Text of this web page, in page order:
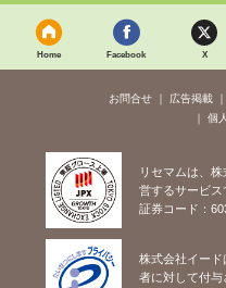
Home Facebook X
お問合せ 広告掲載
個
リセマムは、
営するサービス
証券コード：
株式会社イー
者に対して付